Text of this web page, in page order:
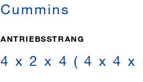
Cummins
ANTRIEBSSTRANG
4 x 2 x 4 ( 4 x 4 x